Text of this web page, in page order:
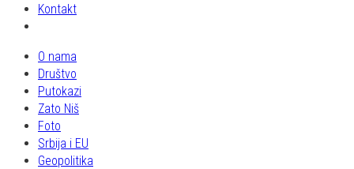
Kontakt
O nama
Društvo
Putokazi
Zato Niš
Foto
Srbija i EU
Geopolitika